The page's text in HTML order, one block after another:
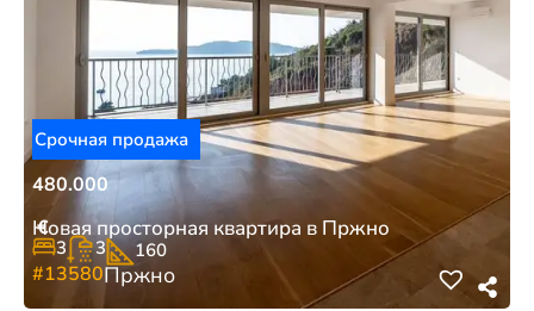
480.000
€
Новая просторная квартира в Пржно
3 3 160
#13580Пржно
Срочная продажа